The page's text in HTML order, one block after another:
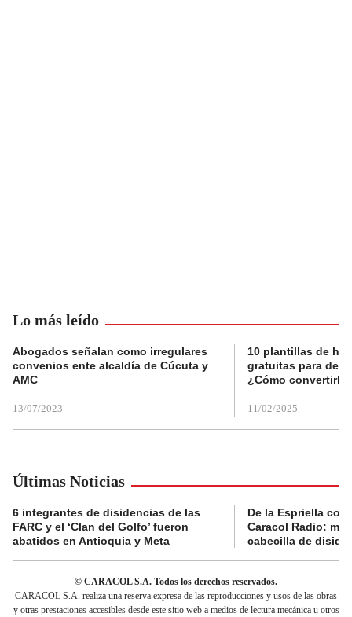
Lo más leído
Abogados señalan como irregulares
convenios ente alcaldía de Cúcuta y
AMC
13/07/2023
10 plantillas de
gratuitas para
¿Cómo convertirla
11/02/2025
Últimas Noticias
6 integrantes de disidencias de las
FARC y el ‘Clan del Golfo’ fueron
abatidos en Antioquia y Meta
De la Espriella
Caracol Radio:
cabecilla de
© CARACOL S.A. Todos los derechos reservados.
CARACOL S.A. realiza una reserva expresa de las reproducciones y usos de las obras
y otras prestaciones accesibles desde este sitio web a medios de lectura mecánica u otros